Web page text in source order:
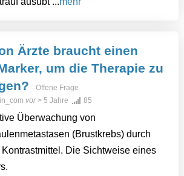
Ärzte braucht einen
um die Therapie zu
Offene Frage
vor> 5 Jahre 85
Überwachung von
(Brustkrebs) durch
Kontrastmittel. Die Sichtweise eines